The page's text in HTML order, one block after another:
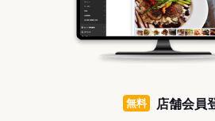
無料 店舗会員